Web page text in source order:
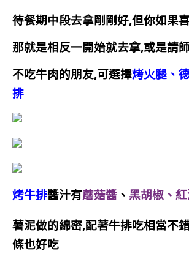
待餐期中段去拿剛剛好,但你如果
那就是相反一開始就去拿,或是請
不吃牛肉的朋友,可選擇烤火腿、
排
烤牛排醬汁有蘑菇醬 、 黑胡椒、
薯泥做的綿密,配著牛排吃相當不
條也好吃